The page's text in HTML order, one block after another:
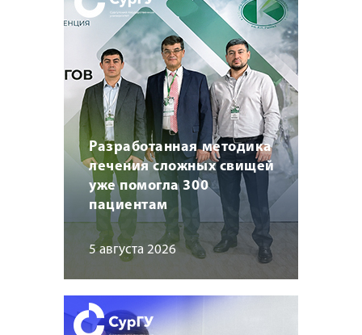
Разработанная методика
лечения сложных свищей
уже помогла 300
пациентам
5 августа 2026